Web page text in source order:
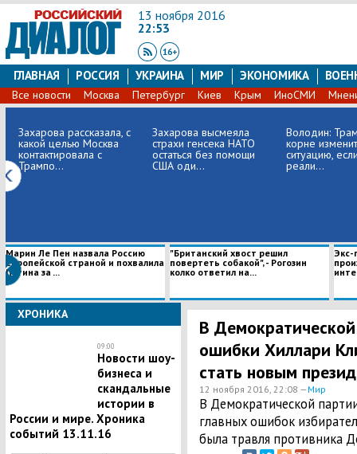
13 ноября 2016
22:53
ГЛАВНАЯ РОССИЯ УКРАИНА МИР ЭКОНОМИКА
Все новости Москва Петербург Киев Крым ИноСМИ
Захарова рассказала, с
какой целью Москва
контактировала с
Трампо...
Захарова высмеяла
страхи генсека НАТО
остаться без помощи
США оди...
Володин:
корне
ситуацию,
реали...
Марин Ле Пен назвала Россию
европейской страной и похвалила
Путина за ...
"Британский хвост решил
повертеть собакой", - Рогозин
колко ответил на...
Экс-
ХРОНИКА
09:00
Новости шоу-
бизнеса и
скандальные
истории в
России и мире. Хроника
событий 13.11.16
В
ошибки Хиллари
стать новым
12 ноября 2016, 22:08 —Мир
В Демократической
главных ошибок
была травля противника